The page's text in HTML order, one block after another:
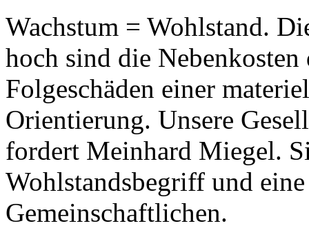
Wachstum = Wohlstand.
hoch sind die
Folgeschäden einer
Orientierung. Unsere
fordert Meinhard Miegel.
Wohlstandsbegriff und eine
Gemeinschaftlichen.